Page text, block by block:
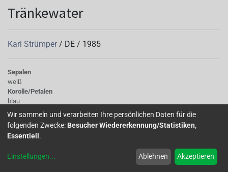
Tränkewater
Karl Strümper / DE / 1985
Sepalen
weiß
Korolle/Petalen
blau
Knospe/Blüte
einfach, mittelgross
Wuchs
halb hängend
Wir sammeln und verarbeiten Ihre persönlichen Daten für die
folgenden Zwecke: Besucher Wiedererkennung/Statistiken,
Essentiell .
Einstellungen... Ablehnen Akzeptieren